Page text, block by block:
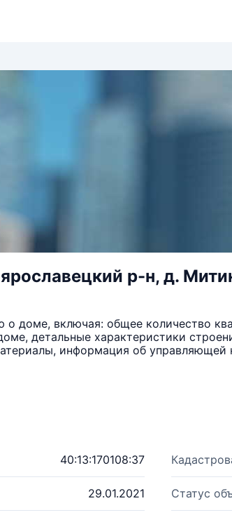
р-н, д.
доме, включая: общее количество
детальные характеристики
информация об управляющей
40:13:170108:37
29.01.2021 Статус